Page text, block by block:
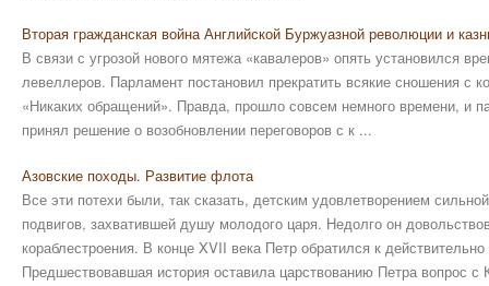
Вторая гражданская война Английской Буржуазной революции и
В связи с угрозой нового мятежа «кавалеров» опять установился
левеллеров. Парламент постановил прекратить всякие сношения с
«Никаких обращений». Правда, прошло совсем не­много времени, и
принял решение о возобновлении переговоров с к ...
Азовские походы. Развитие флота
Все эти потехи были, так сказать, детским удовлетворением
подвигов, захватившей душу молодого царя. Недолго он
кораблестроения. В конце XVII века Петр обратился к
Предшествовавшая история оставила царствованию Петра вопрос